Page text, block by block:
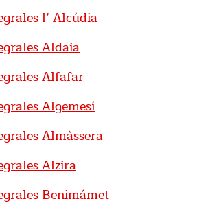
l’ Alcúdia
Aldaia
Alfafar
Algemesí
Almàssera
Alzira
Benimámet